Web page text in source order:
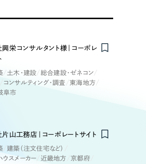
ョップ）
印刷物）
栄コンサルタント様｜コーポレ
土木・建設
総合建設・ゼネコン
コンサルティング・調査
東海地方
阜市
山工務店｜コーポレートサイト
建築（注文住宅など）
ウスメーカー
近畿地方
京都府